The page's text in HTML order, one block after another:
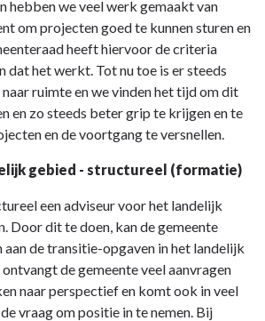
hebben we veel werk gemaakt van
om projecten goed te kunnen sturen en
heeft hiervoor de criteria
dat het werkt. Tot nu toe is er steeds
ruimte en we vinden het tijd om dit
en zo steeds beter grip te krijgen en te
en de voortgang te versnellen.
gebied - structureel (formatie)
een adviseur voor het landelijk
Door dit te doen, kan de gemeente
de transitie-opgaven in het landelijk
de gemeente veel aanvragen
naar perspectief en komt ook in veel
vraag om positie in te nemen. Bij